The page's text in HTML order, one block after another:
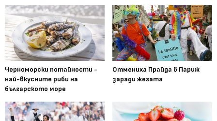
Черноморски потайности -
най-вкусните риби на
българското море
Отмениха Прайда в Париж
заради жегата